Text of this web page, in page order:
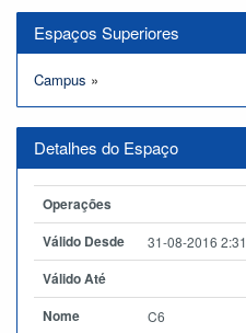
Espaços Superiores
Campus »
Detalhes do Espaço
Operações
Válido Desde
31-08-2016 2:31
Válido Até
Nome
C6